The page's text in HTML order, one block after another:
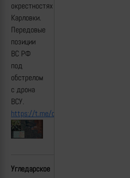
окрестностях
Карловки.
Передовые
позиции
ВС РФ
под
обстрелом
с дрона
ВСУ.
https://t.me/creamy_caprice/5715
Угледарское